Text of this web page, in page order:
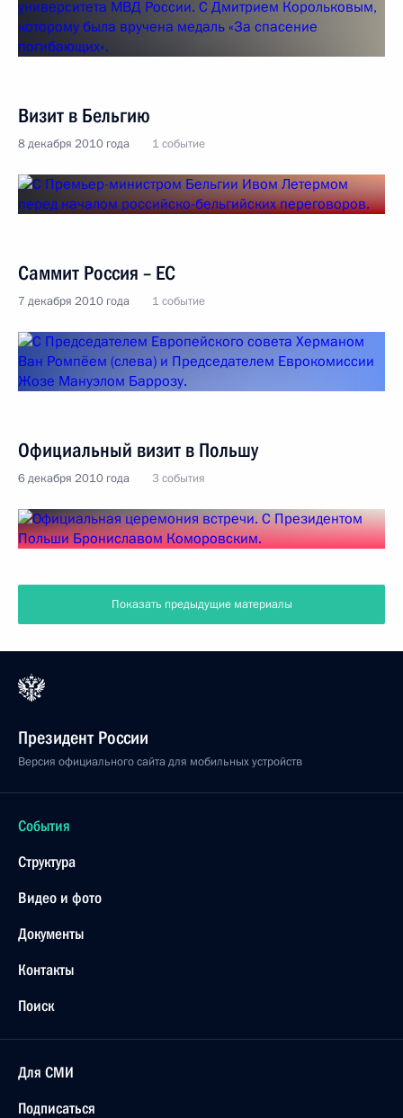
Визит в Бельгию
8 декабря 2010 года 1 событие
Саммит Россия – ЕC
7 декабря 2010 года 1 событие
Официальный визит в Польшу
6 декабря 2010 года 3 события
Показать предыдущие материалы
Президент России
Версия официального сайта для мобильных устройств
События
Структура
Видео и фото
Документы
Контакты
Поиск
Для СМИ
Подписаться